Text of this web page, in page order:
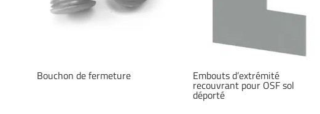
Bouchon de fermeture Embouts d’extrémité
recouvrant pour OSF sol
déporté